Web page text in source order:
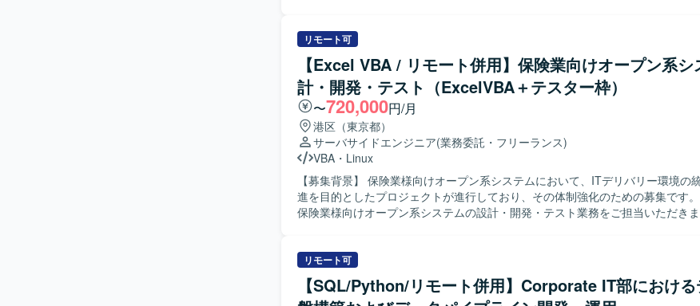
す。 【求める人物像】 データ構造や業務要件を自ら整理しながら、主体的にレポート設計・改
善提案ができる方を求めています。 また、関係者とのコミュニケーションを通
り合わせや仕様確認を丁寧に行っていただける方が望ましいです。 【ポジションの魅力】
PowerBIを中心としたBI開発に深く関わることで、データ分析基盤構築から可視
れを経験していただけます。 複数のデータソースやBIツールに触れる機会もあり
スキルを広く高めていくことができます。 【開発環境】 PowerBIを中心としたBIツールおよび
SQLベースのデータベース環境を利用して開発を行います。
リモート可
【Excel VBA / リモート併用】保険業向けオープン系シ
計・開発・テスト（ExcelVBA＋テスター枠）
〜720,000円/月
港区（東京都）
サーバサイドエンジニア(業務委託・フリーランス)
VBA ・ Linux
【募集背景】 保険業様向けオープン系システムにおいて、ITデリバリー環境の
進を目的としたプロジェクトが進行しており、その体制強化のための募集です。 【作業内容】
保険業様向けオープン系システムの設計・開発・テスト業務をご担当いただき
プリントテストへの参画を通じて品質向上に貢献していただきます。 【求める人物像】 生命保
険分野の業務知識を活かしながら、アジャイル開発環境で主体的に設計・開発・
組んでいただける方を求めています。Excel VBAなど既存のスキルを活かしつつ
リモート可
【SQL/Python/リモート併用】Corporate IT部におけ